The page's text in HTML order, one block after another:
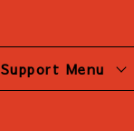
Support Menu